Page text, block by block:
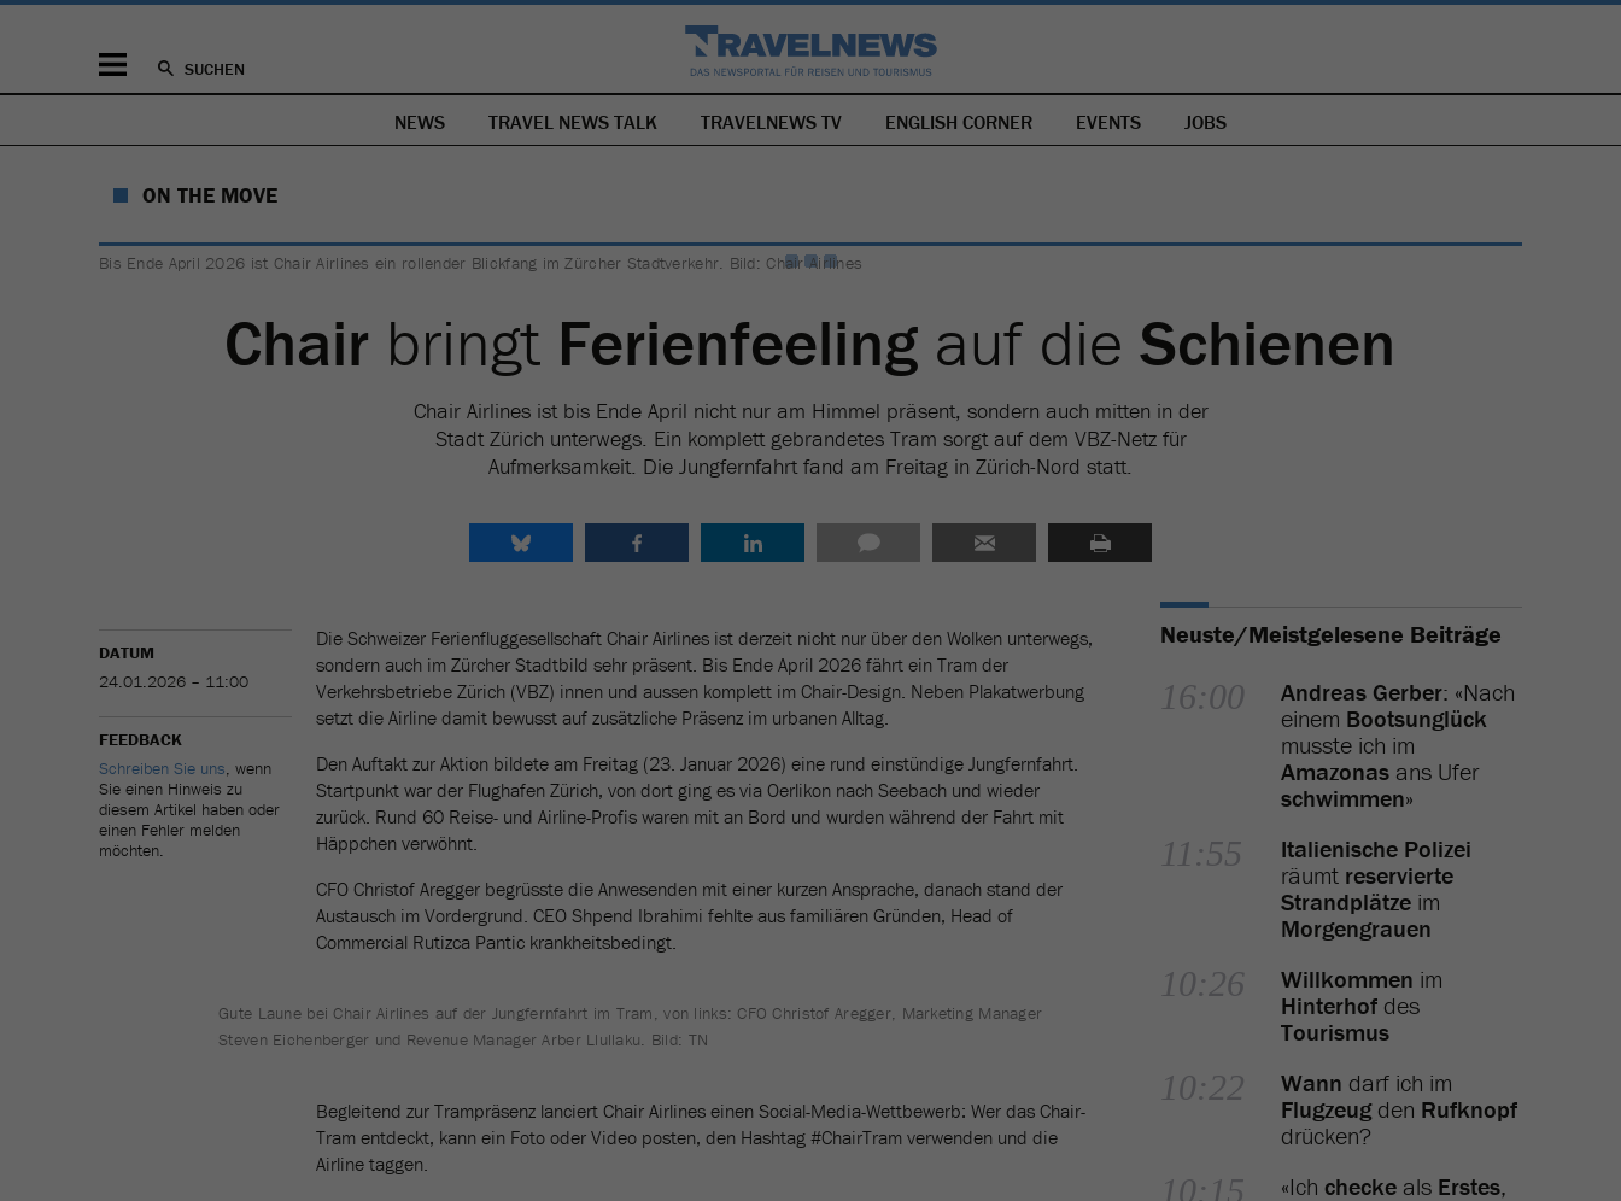
SUCHEN
NAVIGATION
ÜBERSPRINGEN
NEWS TRAVEL NEWS TALK TRAVELNEWS TV ENGLISH CORNER EVENTS JOBS
ON THE MOVE
Bis Ende April 2026 ist Chair Airlines ein rollender Blickfang im Zürcher Stadtverkehr. Bild: Chair Airlines
Chair bringt Ferienfeeling auf dieSchienen
Chair Airlines ist bis Ende April nicht nur am Himmel präsent, sondern auch mitten in der
Stadt Zürich unterwegs. Ein komplett gebrandetes Tram sorgt auf dem VBZ-Netz für
Aufmerksamkeit. Die Jungfernfahrt fand am Freitag in Zürich-Nord statt.
DATUM
24.01.2026 – 11:00
FEEDBACK
Schreiben Sie uns, wenn
Sie einen Hinweis zu
diesem Artikel haben oder
einen Fehler melden
möchten.
Die Schweizer Ferienfluggesellschaft Chair Airlines ist derzeit nicht nur über den Wolken unterwegs,
sondern auch im Zürcher Stadtbild sehr präsent. Bis Ende April 2026 fährt ein Tram der
Verkehrsbetriebe Zürich (VBZ) innen und aussen komplett im Chair-Design. Neben Plakatwerbung
setzt die Airline damit bewusst auf zusätzliche Präsenz im urbanen Alltag.
Den Auftakt zur Aktion bildete am Freitag (23. Januar 2026) eine rund einstündige Jungfernfahrt.
Startpunkt war der Flughafen Zürich, von dort ging es via Oerlikon nach Seebach und wieder
zurück. Rund 60 Reise- und Airline-Profis waren mit an Bord und wurden während der Fahrt mit
Häppchen verwöhnt.
CFO Christof Aregger begrüsste die Anwesenden mit einer kurzen Ansprache, danach stand der
Austausch im Vordergrund. CEO Shpend Ibrahimi fehlte aus familiären Gründen, Head of
Commercial Rutizca Pantic krankheitsbedingt.
Gute Laune bei Chair Airlines auf der Jungfernfahrt im Tram, von links: CFO Christof Aregger, Marketing Manager
Steven Eichenberger und Revenue Manager Arber Llullaku. Bild: TN
Begleitend zur Trampräsenz lanciert Chair Airlines einen Social-Media-Wettbewerb: Wer das Chair-
Tram entdeckt, kann ein Foto oder Video posten, den Hashtag #ChairTram verwenden und die
Airline taggen.
Neuste/Meistgelesene Beiträge
16:00 Andreas Gerber: «Nach
einem Bootsunglück
musste ich im
Amazonas ans Ufer
schwimmen»
11:55
Italienische Polizei
räumt reservierte
Strandplätze im
Morgengrauen
10:26 Willkommen im
Hinterhof des
Tourismus
10:22 Wann darf ich im
Flugzeugden Rufknopf
drücken?
10:15 «Ich checke als Erstes,